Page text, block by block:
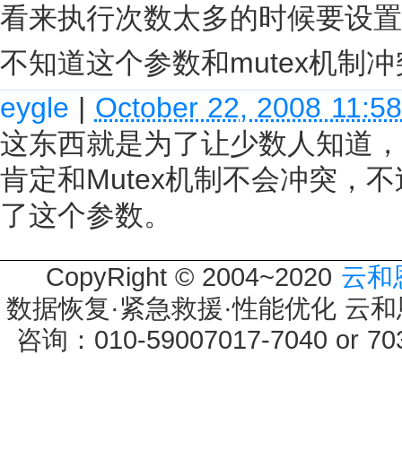
看来执行次数太多的时候要设
不知道这个参数和mutex机制冲
eygle | October 22, 2008
这东西就是为了让少数人知道
肯定和Mutex机制不会冲突，
了这个参数。
CopyRight © 2004~2020 云和
数据恢复·紧急救援·性能优化 云
咨询：010-59007017-7040 or